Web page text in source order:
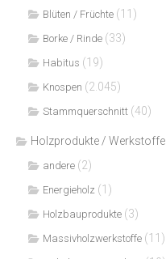
Blüten / Früchte (11)
Borke / Rinde (33)
Habitus (19)
Knospen (2.045)
Stammquerschnitt (40)
Holzprodukte / Werkstoffe
andere (2)
Energieholz (1)
Holzbauprodukte (3)
Massivholzwerkstoffe (11)